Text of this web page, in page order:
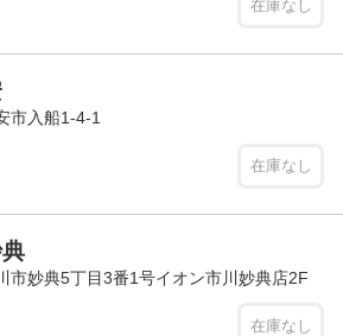
在庫なし
市入船1-4-1
在庫なし
妙典5丁目3番1号イオン市川妙典店2F
在庫なし